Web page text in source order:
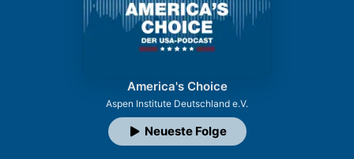
America's Choice
Aspen Institute Deutschland e.V.
Neueste Folge